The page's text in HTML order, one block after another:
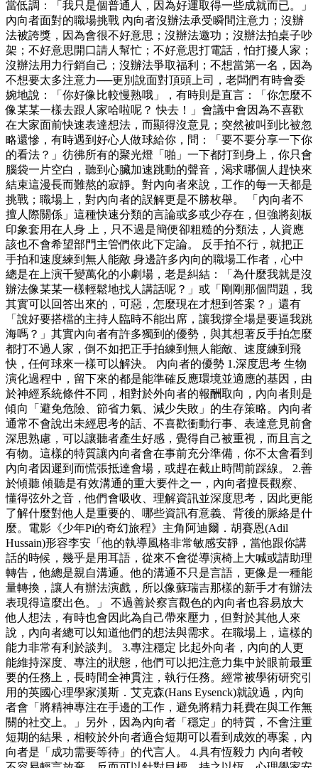
當低調：「我只是個普通人，因為好運取得一些成就而已。」
內向者面對的職場挑戰 內向者沒辦法承受瞬間注意力；沒辦
法被誇獎，因為會很不好意思；沒辦法邀功；沒辦法拍桌子吵
架；不好意思開口請人幫忙；不好意思打電話，怕打擾人家；
沒辦法用力行銷自己；沒辦法爭取福利；不想當第一名，因為
不想要太多注意力──更別說面對頂頭上司，老闆們有時會委
婉地說：「你好像比較慢熟哦」，有時則是直言：「你怎麼不
像某某一樣去跟人家哈啦呢？ 快去！」會議中會因為不喜歡
在大家面前快速表達想法，而顯得沒意見；突然被叫到比被忽
略還慘，有時遇到好心人做球給你，問：「要不要分享一下你
的看法？」彷彿所有的聚光燈「啪」一下都打到身上，你只會
腦袋一片空白，聽到心臟加速跳動的聲音，渴求哪個人趕快來
結束這漫長而難熬的寂靜。對內向者來說，工作的每一天都是
挑戰；職場上，對內向者的誤解更是不勝枚舉。 「內向者不
擅人際關係」這種快速分類的言論或多或少存在，但強將刻板
印象套用在人身 上，只不過是簡便卻粗糙的分類法，人資應
該也不會希望部門主管們依此下定論。 反手拍不行，就把正
手拍和速度練到無人能敵 身邊許多內向的職場工作者，心中
總是在上演千變萬化的小劇場，老是糾結：「為什麼我就是沒
辦法像某某一樣輕鬆地找人講話呢？」或「剛剛那個問題，我
其實可以回答出來的，可惡，怎麼現在才想到答案？」還有
「說好要搭檔的主持人臨時不能出席，讓我撐全場是要逼我跳
海嗎？」其實內向者有許多獨到的優勢，與其想著反手拍怎麼
都打不過人家，倒不如把正手拍練到無人能敵、速度練到飛
快，任何球來一樣可以解決。 內向者的優勢 1.深度思考 生物
演化過程中，留下來的都是能準確反應環境並適應的基因，由
於神經系統條件不同，相對於外向者的報酬取向，內向者則是
傾向「避免危險、節省力氣、減少失敗」的生存策略。內向者
通常不會說出未經思考的話、不喜歡衝動行事、表達意見前會
深思熟慮，可以讓聽者產生好感，覺得自己被重視，而且言之
有物。這樣的特質讓內向者會在事前充分準備，你不太會看到
內向者因遲到而慌張抵達會場，或趕在截止時間前踩線。 2.善
於傾聽 傾聽是有效溝通的重大要件之一，內向者擅長觀察、
懂得弦外之音，他們會吸收、理解資訊並深度思考，因此更能
了解什麼對他人是重要的、哪些資訊有意義、背後的脈絡是什
麼。電影《少年Pi的奇幻旅程》主角阿迪爾．胡賽恩(Adil
Hussain)形容李安「他的執導風格非常敏感安靜，當他跟你講
話的時候，幾乎是用耳語，從來不會從導演椅上大喊或請助理
轉告，他總是親自溝通。他的溝通不只是言語，更像是一種能
量轉換，讓人有辦法演戲，所以像蘇瑞吉那樣的新手才有辦法
表現得這麼出色。」 不過善於察言觀色的內向者也容易放大
他人想法，有時也會因此為自己帶來壓力，但對於其他人來
說，內向者總可以知道他們的想法與需求。在職場上，這樣的
能力非常有利於談判。 3.專注穩定 比起外向者，內向的人更
能維持深度、專注的狀態，他們可以把注意力集中於眼前最重
要的任務上，長時間全神貫注，執行任務。經常被學術研究引
用的英國心理學家漢斯．艾克森(Hans Eysenck)就說過，內向
者會「將精神專注在手邊的工作，避免將精力耗費在與工作無
關的社交上。」另外，因為內向者「穩定」的特質，不會注重
短期的結果，相較於外向者適合短期可以看到成效的專案，內
向者是「成功需要等待」的代言人。 4.具有恆毅力 內向者較